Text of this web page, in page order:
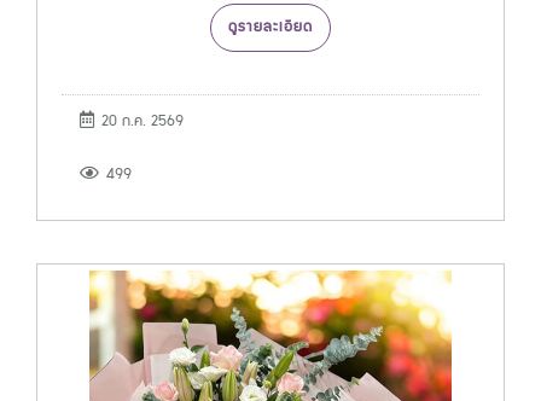
ดูรายละเอียด
20 ก.ค. 2569
499